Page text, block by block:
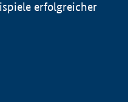
erfolgreicher